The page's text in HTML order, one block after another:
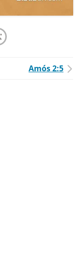
Amós 2:5